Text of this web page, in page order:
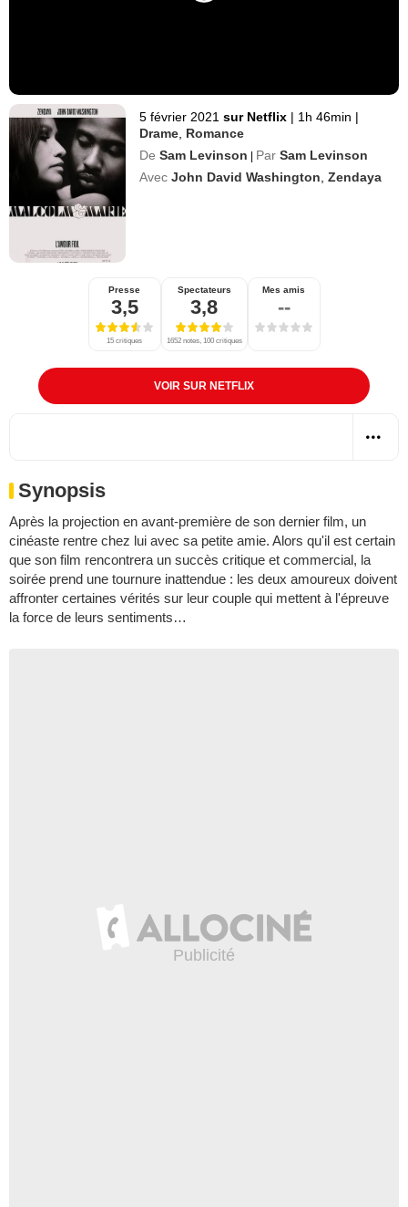
5 février 2021 sur Netflix | 1h 46min |
Drame Romance
De Sam Levinson | Par Sam Levinson
Avec John David Washington ,Zendaya
Presse
3,5
15 critiques
Spectateurs
3,8
1652 notes, 100 critiques
Mes amis
--
VOIR SUR NETFLIX
Synopsis
Après la projection en avant-première de son dernier film, un
cinéaste rentre chez lui avec sa petite amie. Alors qu'il est certain
que son film rencontrera un succès critique et commercial, la
soirée prend une tournure inattendue : les deux amoureux doivent
affronter certaines vérités sur leur couple qui mettent à l'épreuve
la force de leurs sentiments…